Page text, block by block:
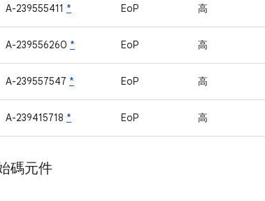
A-239555411 * EoP 高
A-239556260 * EoP 高
A-239557547 * EoP 高
A-239415718 * EoP 高
碼元件